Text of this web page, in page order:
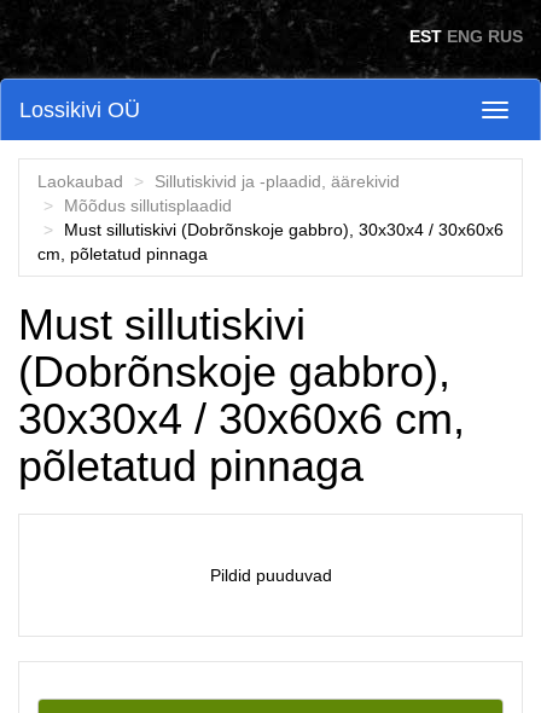
Skip to main content EST ENG RUS
Lossikivi OÜ
Laokaubad
Sillutiskivid ja -plaadid, äärekivid
Mõõdus sillutisplaadid
Must sillutiskivi (Dobrõnskoje gabbro), 30x30x4 / 30x60x6
cm, põletatud pinnaga
Must sillutiskivi
(Dobrõnskoje gabbro),
30x30x4 / 30x60x6 cm,
põletatud pinnaga
Pildid puuduvad